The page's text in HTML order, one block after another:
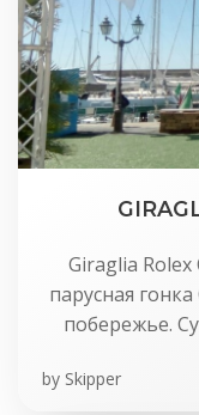
Giraglia
парусная
побережье.
by Skipper